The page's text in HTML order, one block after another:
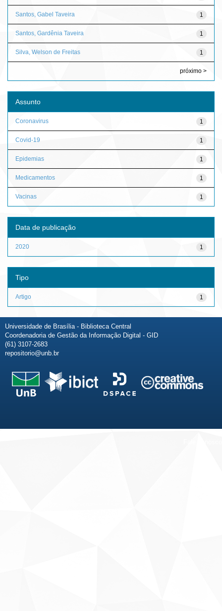
1
Santos, Gabel Taveira
1
Santos, Gardênia Taveira
1
Silva, Welson de Freitas
próximo >
Assunto
1
Coronavirus
1
Covid-19
1
Epidemias
1
Medicamentos
1
Vacinas
Data de publicação
1
2020
Tipo
1
Artigo
Universidade de Brasília - Biblioteca Central
Coordenadoria de Gestão da Informação Digital - GID
(61) 3107-2683
repositorio@unb.br